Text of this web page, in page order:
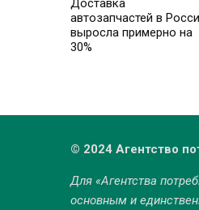
Доставка
автозапчастей в
выросла примерно на
30%
© 2024 Агентство
Для «Агентства
основным и